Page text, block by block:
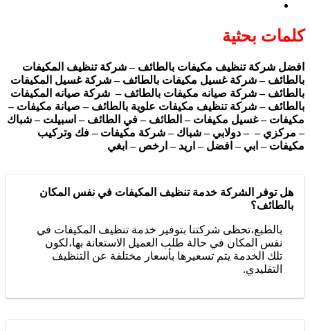
كلمات بحثية
افضل شركة تنظيف مكيفات بالطائف – شركة تنظيف المكيفات
بالطائف – شركة غسيل مكيفات بالطائف – شركة غسيل المكيفات
بالطائف – شركة صيانه مكيفات بالطائف – شركة صيانه المكيفات
بالطائف – شركة تنظيف مكيفات علوية بالطائف – صيانة مكيفات –
مكيفات – غسيل مكيفات – الطائف – في الطائف – اسبيلت – شباك
– مركزي – – دولابي – شباك – شركة مكيفات – فك وتركيب
مكيفات – ابي – افضل – اريد – ارخص – ابغي
هل توفر الشركة خدمة تنظيف المكيفات في نفس المكان
بالطائف؟
بالطبع،تحظى شركتنا بتوفير خدمة تنظيف المكيفات في
نفس المكان في حالة طلب العميل الاستعانة بها،لكون
تلك الخدمة يتم تسعيرها بأسعار مختلفة عن التنظيف
التقليدي.